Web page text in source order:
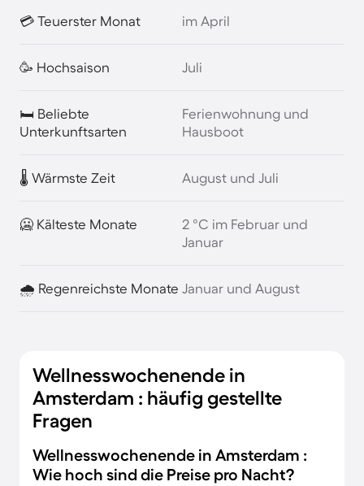
💳 Teuerster Monat im April
🥳 Hochsaison Juli
🛏️ Beliebte
Unterkunftsarten
Ferienwohnung und
Hausboot
🌡️ Wärmste Zeit August und Juli
🥶 Kälteste Monate
2 °C im Februar und
Januar
🌧️ Regenreichste Monate Januar und August
Wellnesswochenende in
Amsterdam : häufig gestellte
Fragen
Wellnesswochenende in Amsterdam :
Wie hoch sind die Preise pro Nacht?